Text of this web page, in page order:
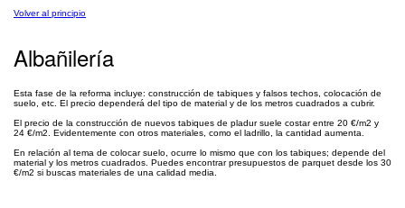
Volver al principio
Albañilería
Esta fase de la reforma incluye: construcción de tabiques y falsos techos, colocación de
suelo, etc. El precio dependerá del tipo de material y de los metros cuadrados a cubrir.
El precio de la construcción de nuevos tabiques de pladur suele costar entre 20 €/m2 y
24 €/m2. Evidentemente con otros materiales, como el ladrillo, la cantidad aumenta.
En relación al tema de colocar suelo, ocurre lo mismo que con los tabiques; depende del
material y los metros cuadrados. Puedes encontrar presupuestos de parquet desde los 30
€/m2 si buscas materiales de una calidad media.